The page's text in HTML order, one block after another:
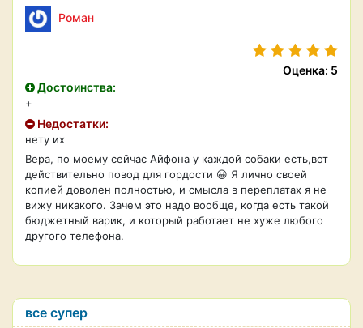
Роман
Оценка: 5
Достоинства:
+
Недостатки:
нету их
Вера, по моему сейчас Айфона у каждой собаки есть,вот
действительно повод для гордости 😀 Я лично своей
копией доволен полностью, и смысла в переплатах я не
вижу никакого. Зачем это надо вообще, когда есть такой
бюджетный варик, и который работает не хуже любого
другого телефона.
все супер